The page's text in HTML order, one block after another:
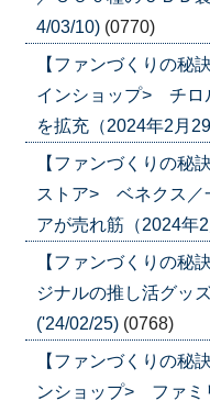
4/03/10) (0770)
【ファンづくりの
インショップ> チロ
を拡充（2024年2月
【ファンづくりの
ストア> ベネクス／
アが売れ筋（2024年
【ファンづくりの
ジナルの推し活グッ
('24/02/25) (0768)
【ファンづくりの
ンショップ> ファミ